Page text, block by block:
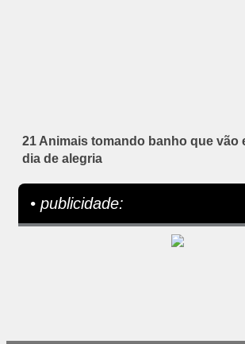
21 Animais tomando banho que vão
dia de alegria
• publicidade: